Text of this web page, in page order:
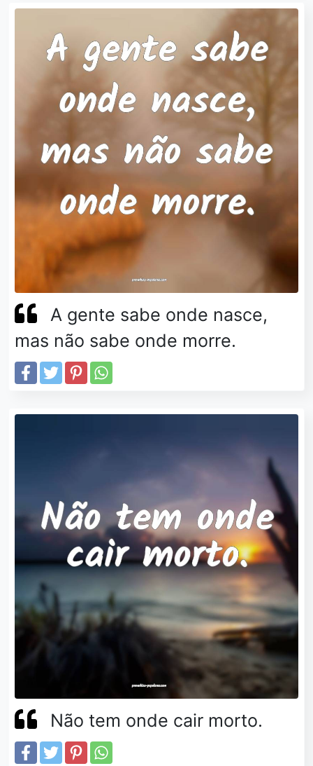
A gente sabe onde nasce,
mas não sabe onde morre.
Não tem onde cair morto.